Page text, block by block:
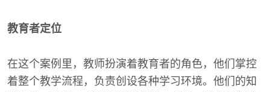
教育者定位
在这个案例里，教师扮演着教育者的角色，他们掌控
着整个教学流程，负责创设各种学习环境。他们的知